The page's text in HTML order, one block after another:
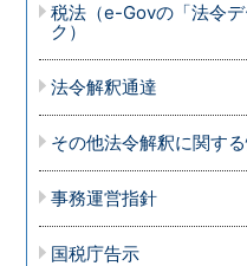
税法（e-Govの「法令
ク）
法令解釈通達
その他法令解釈に関す
事務運営指針
国税庁告示